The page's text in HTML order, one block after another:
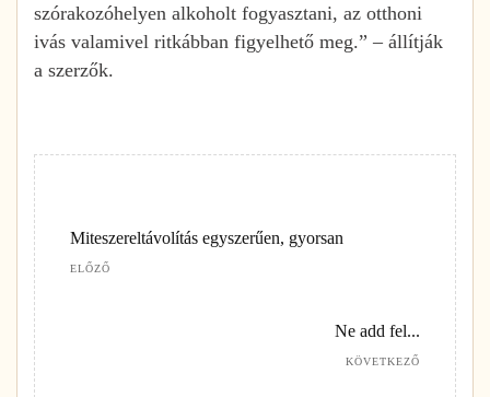
szórakozóhelyen alkoholt fogyasztani, az otthoni
ivás valamivel ritkábban figyelhető meg.” – állítják
a szerzők.
Miteszereltávolítás egyszerűen, gyorsan
ELŐZŐ
Ne add fel...
KÖVETKEZŐ